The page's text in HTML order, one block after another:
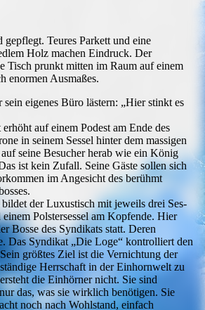
Teures Parkett und eine
Holz machen Eindruck. Der
Tisch prunkt mitten im Raum auf einem
enormen Ausmaßes.
eigenes Büro lästern: „Hier stinkt es
auf einem Podest am Ende des
in seinem Sessel hinter dem massigen
seine Besucher herab wie ein König
ist kein Zufall. Seine Gäste sollen sich
im Angesicht des berühmt
der Luxustisch mit jeweils drei Ses-
einem Polstersessel am Kopfende. Hier
Bosse des Syndikats statt. Deren
Das Syndikat „Die Loge“ kontrolliert den
größtes Ziel ist die Vernichtung der
Herrschaft in der Einhornwelt zu
die Einhörner nicht. Sie sind
das, was sie wirklich benötigen. Sie
noch nach Wohlstand, einfach